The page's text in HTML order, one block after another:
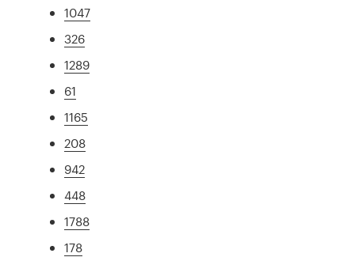
1047
326
1289
61
1165
208
942
448
1788
178